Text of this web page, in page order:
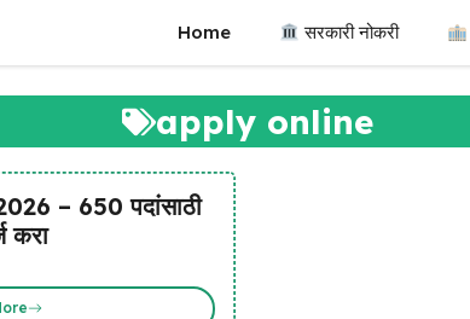
Home सरकारी नोकरी
apply online
– 650 पदांसाठी
करा